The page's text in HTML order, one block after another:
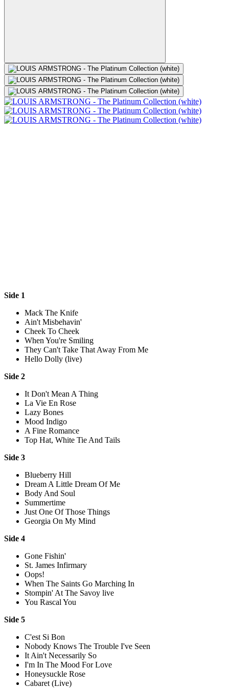
Side 1
Mack The Knife
Ain't Misbehavin'
Cheek To Cheek
When You're Smiling
They Can't Take That Away From Me
Hello Dolly (live)
Side 2
It Don't Mean A Thing
La Vie En Rose
Lazy Bones
Mood Indigo
A Fine Romance
Top Hat, White Tie And Tails
Side 3
Blueberry Hill
Dream A Little Dream Of Me
Body And Soul
Summertime
Just One Of Those Things
Georgia On My Mind
Side 4
Gone Fishin'
St. James Infirmary
Oops!
When The Saints Go Marching In
Stompin' At The Savoy live
You Rascal You
Side 5
C'est Si Bon
Nobody Knows The Trouble I've Seen
It Ain't Necessarily So
I'm In The Mood For Love
Honeysuckle Rose
Cabaret (Live)